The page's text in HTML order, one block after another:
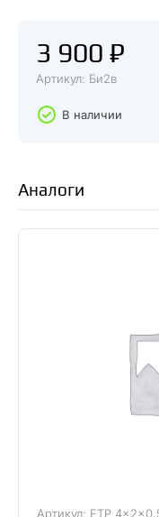
различным шагом.
3 900 ₽
Артикул: Би2в
В наличии
Аналоги
Артикул: FTP